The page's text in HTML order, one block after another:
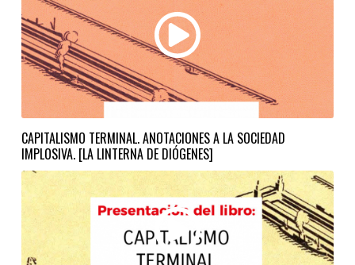
CAPITALISMO TERMINAL. ANOTACIONES A LA SOCIEDAD
IMPLOSIVA. [LA LINTERNA DE DIÓGENES]